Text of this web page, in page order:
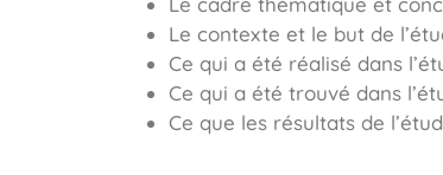
Le contexte et le but de
Ce qui a été réalisé dans
Ce qui a été trouvé dans
Ce que les résultats de